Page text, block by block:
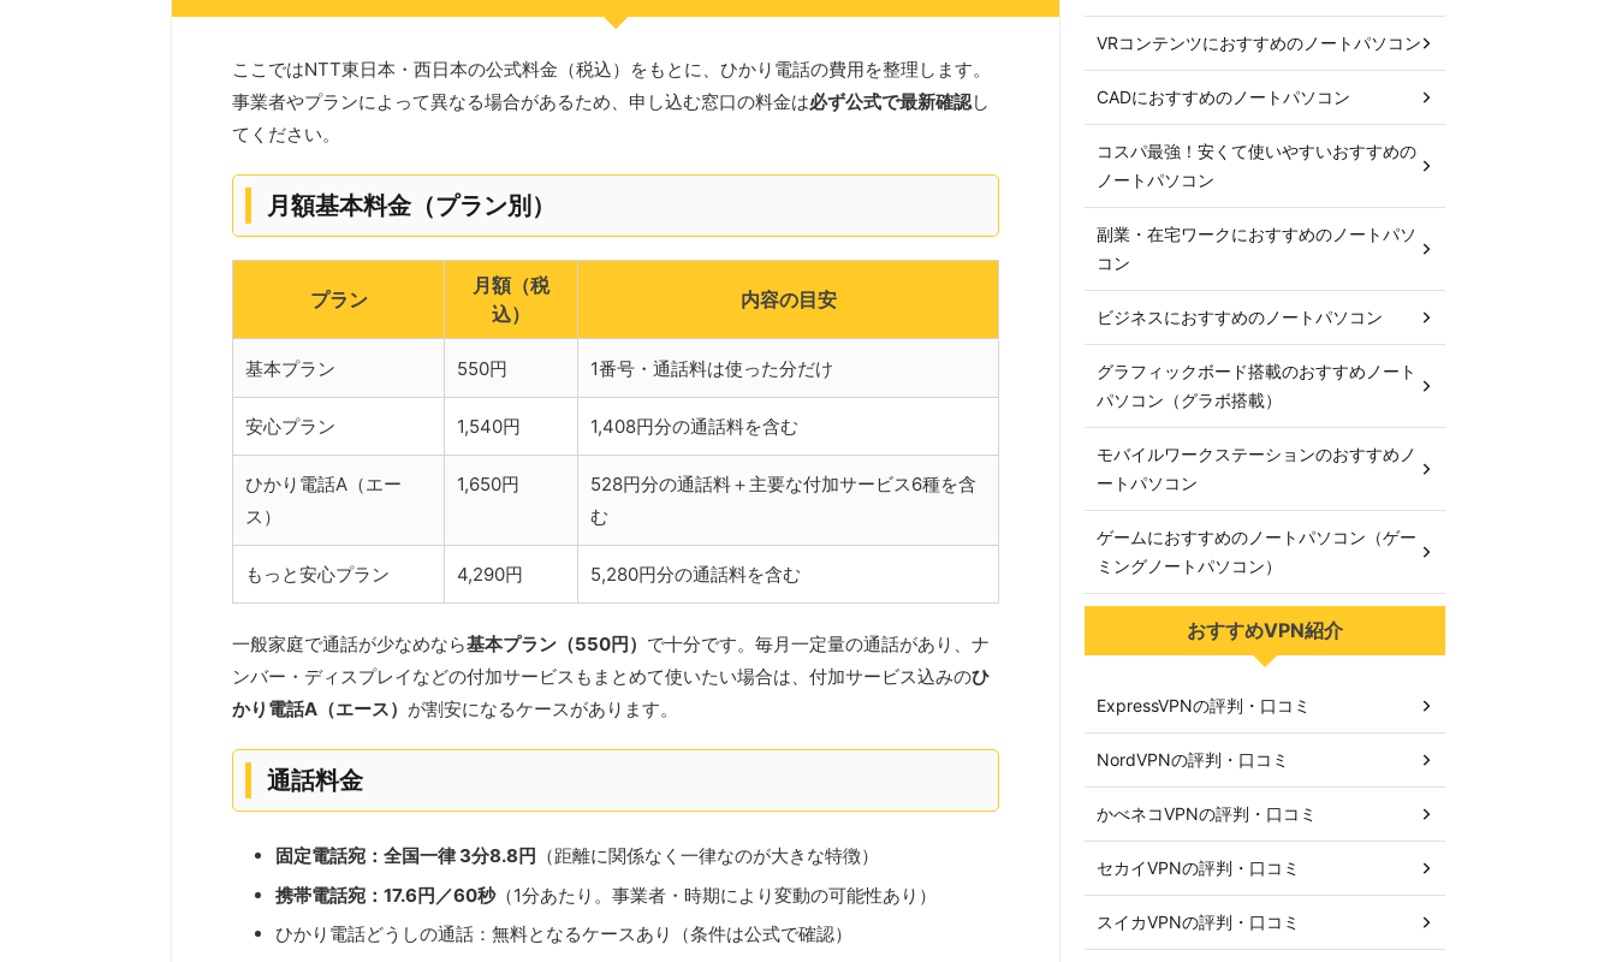
ここではNTT東日本・西日本の公式料金（税込）をもとに、ひかり電話の費用を整理します。
事業者やプランによって異なる場合があるため、申し込む窓口の料金は必ず公式で最新確認し
てください。
月額基本料金（プラン別）
プラン
月額（税
込）
内容の目安
基本プラン 550円 1番号・通話料は使った分だけ
安心プラン 1,540円 1,408円分の通話料を含む
ひかり電話A（エー
ス）
1,650円
528円分の通話料＋主要な付加サービス6種を含
む
もっと安心プラン 4,290円 5,280円分の通話料を含む
一般家庭で通話が少なめなら基本プラン（550円） で十分です。毎月一定量の通話があり、ナ
ンバー・ディスプレイなどの付加サービスもまとめて使いたい場合は、付加サービス込みのひ
かり電話A（エース） が割安になるケースがあります。
通話料金
固定電話宛：全国一律 3分8.8円 （距離に関係なく一律なのが大きな特徴）
携帯電話宛：17.6円／60秒（1分あたり。事業者・時期により変動の可能性あり）
ひかり電話どうしの通話：無料となるケースあり（条件は公式で確認）
VRコンテンツにおすすめのノートパソコン
CADにおすすめのノートパソコン
コスパ最強！安くて使いやすいおすすめの
ノートパソコン
副業・在宅ワークにおすすめのノートパソ
コン
ビジネスにおすすめのノートパソコン
グラフィックボード搭載のおすすめノート
パソコン（グラボ搭載）
モバイルワークステーションのおすすめノ
ートパソコン
ゲームにおすすめのノートパソコン（ゲー
ミングノートパソコン）
おすすめVPN紹介
ExpressVPNの評判・口コミ
NordVPNの評判・口コミ
かべネコVPNの評判・口コミ
セカイVPNの評判・口コミ
スイカVPNの評判・口コミ